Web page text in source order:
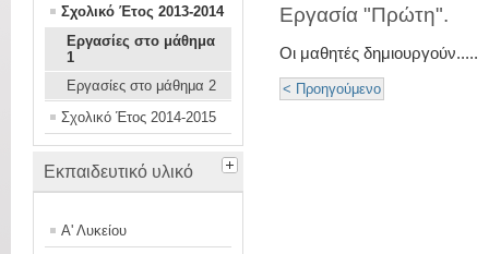
Σχολικό Έτος 2013-2014
Εργασίες στο μάθημα
1
Εργασίες στο μάθημα 2
Σχολικό Έτος 2014-2015
Εκπαιδευτικό υλικό
Α' Λυκείου
Εργασία "Πρώτη".
Οι μαθητές δημιουργούν.....
< Προηγούμενο